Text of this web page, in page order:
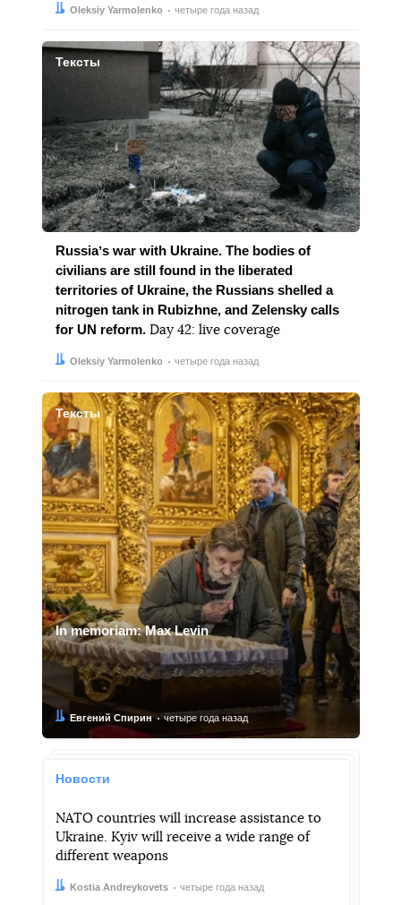
Автор:
Oleksiy Yarmolenko
Дата: четыре года назад
Тексты
Russiaʼs war with Ukraine. The bodies of
civilians are still found in the liberated
territories of Ukraine, the Russians shelled a
nitrogen tank in Rubizhne, and Zelensky calls
for UN reform. Day 42: live coverage
Автор:
Oleksiy Yarmolenko
Дата: четыре года назад
Тексты
In memoriam: Max Levin
Автор:Евгений Спирин
Дата: четыре года назад
Новости
NATO countries will increase assistance to
Ukraine. Kyiv will receive a wide range of
different weapons
Автор:Kostia Andreykovets
Дата: четыре года назад